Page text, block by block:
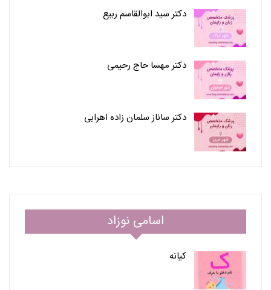
دکتر سید ابوالقاسم ربیع
دکتر مهسا حاج رحیمی
دکتر ساناز سلمان زاده اهرابی
اسامی نوزاد
کیانه